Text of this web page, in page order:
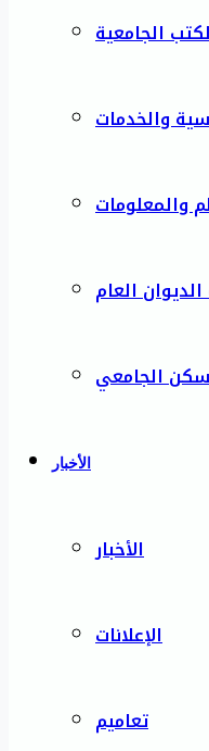
الجامعية
والخدمات
والمعلومات
العام
الجامعي
الأخبار
الأخبار
الإعلانات
تعاميم